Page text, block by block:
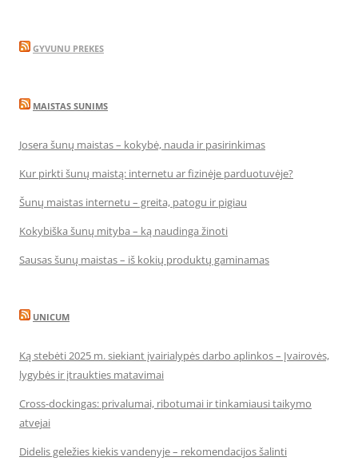
GYVUNU PREKES
MAISTAS SUNIMS
Josera šunų maistas – kokybė, nauda ir pasirinkimas
Kur pirkti šunų maistą: internetu ar fizinėje parduotuvėje?
Šunų maistas internetu – greita, patogu ir pigiau
Kokybiška šunų mityba – ką naudinga žinoti
Sausas šunų maistas – iš kokių produktų gaminamas
UNICUM
Ką stebėti 2025 m. siekiant įvairialypės darbo aplinkos – Įvairovės,
lygybės ir įtraukties matavimai
Cross-dockingas: privalumai, ribotumai ir tinkamiausi taikymo
atvejai
Didelis geležies kiekis vandenyje – rekomendacijos šalinti